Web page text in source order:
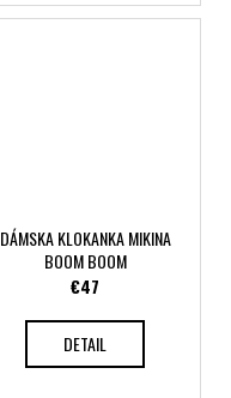
DÁMSKA KLOKANKA MIKINA
BOOM BOOM
€47
DETAIL